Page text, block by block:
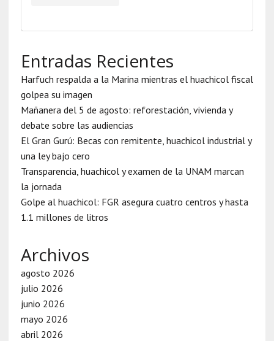
Entradas Recientes
Harfuch respalda a la Marina mientras el huachicol fiscal
golpea su imagen
Mañanera del 5 de agosto: reforestación, vivienda y
debate sobre las audiencias
El Gran Gurú: Becas con remitente, huachicol industrial y
una ley bajo cero
Transparencia, huachicol y examen de la UNAM marcan
la jornada
Golpe al huachicol: FGR asegura cuatro centros y hasta
1.1 millones de litros
Archivos
agosto 2026
julio 2026
junio 2026
mayo 2026
abril 2026